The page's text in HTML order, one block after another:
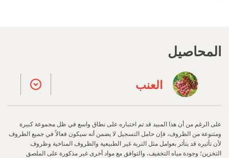
المحاصيل
العنب
على الرغم من أن هذا المبيد قد تم اختباره على نطاق واسع في ظل مجموعة كبيرة
ومتنوعة من الظروف، فإن حامل التسجيل لا يضمن أنه سيكون فعالاً في جميع الظروف
لأن تأثيره قد يتأثر بعوامل مثل التربة غير الطبيعية والظروف المناخية وظروف
التخزين؛ وجودة مياه التخفيف، والتوافق مع مواد أخرى غير مذكورة على الملصق